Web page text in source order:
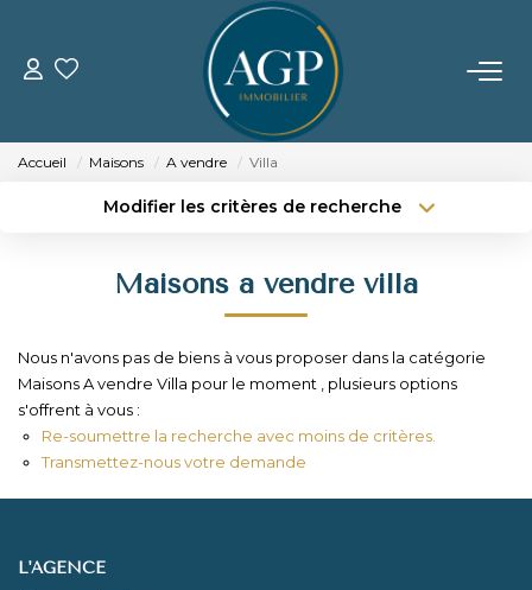
ACHETER
Nos Biens Vendus
LOUER
GERER
Accueil Maisons A vendre Villa
Modifier les critères de recherche
Type de bien
Budget max Plus de critères
Maisons a vendre villa
Nous n'avons pas de biens à vous proposer dans la catégorie
Maisons A vendre Villa pour le moment , plusieurs options
s'offrent à vous :
Re-soumettre la recherche avec moins de critères.
Transmettez-nous votre demande
L'AGENCE